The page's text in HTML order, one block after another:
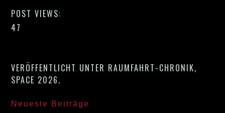
POST VIEWS:
47
VERÖFFENTLICHT UNTER RAUMFAHRT-CHRONIK,
SPACE 2026.
Neueste Beiträge